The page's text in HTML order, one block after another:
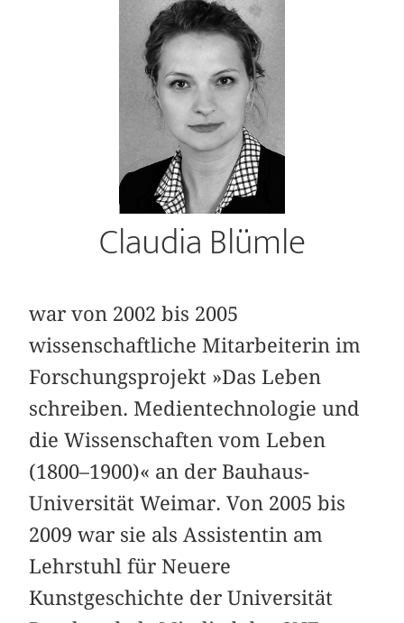
Claudia Blümle
war von 2002 bis 2005
wissenschaftliche Mitarbeiterin im
Forschungsprojekt »Das Leben
schreiben. Medientechnologie und
die Wissenschaften vom Leben
(1800–1900)« an der Bauhaus-
Universität Weimar. Von 2005 bis
2009 war sie als Assistentin am
Lehrstuhl für Neuere
Kunstgeschichte der Universität